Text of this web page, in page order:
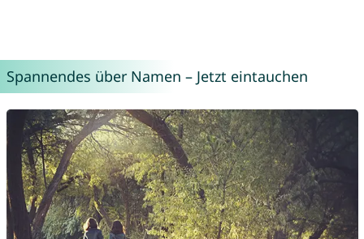
Spannendes über Namen – Jetzt eintauchen